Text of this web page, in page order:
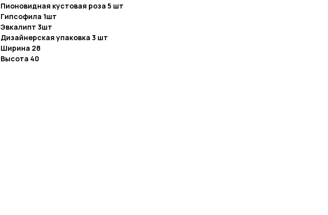
Пионовидная кустовая роза 5 шт
Гипсофила 1шт
Эвкалипт 3шт
Дизайнерская упаковка 3 шт
Ширина 28
Высота 40